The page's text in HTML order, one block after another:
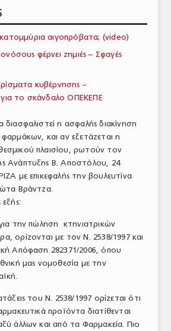
αιγοπρόβατα; (video)
φέρνει ζημιές – Σφαγές
κυβέρνησης –
για το σκάνδαλο ΟΠΕΚΕΠΕ
η ασφαλής διακίνηση
και αν εξετάζεται η
πλαισίου, ρωτούν τον
Ανάπτυξης Β. Αποστόλου, 24
με επικεφαλής την βουλευτίνα
Βράντζα.
την πώληση κτηνιατρικών
ορίζονται με τον Ν. 2538/1997 και
Απόφαση 282371/2006, όπου
μας νομοθεσία με την
του Ν. 2538/1997 ορίζεται ότι
προϊόντα διατίθενται
άλλων και από τα Φαρμακεία. Πιο